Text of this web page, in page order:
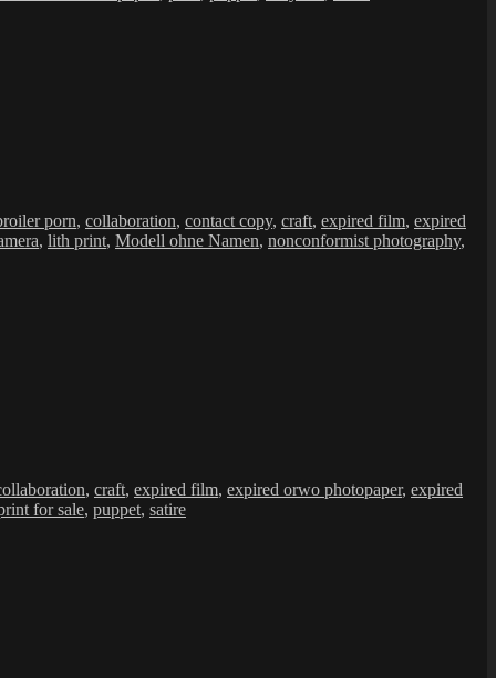
porn, collaboration, contact copy, craft, expired film, expired
, lith print, Modell ohne Namen, nonconformist photography,
, craft, expired film, expired orwo photopaper, expired
for sale, puppet, satire